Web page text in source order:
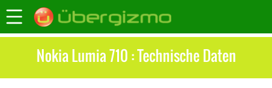
Nokia Lumia 710 : Technische Daten